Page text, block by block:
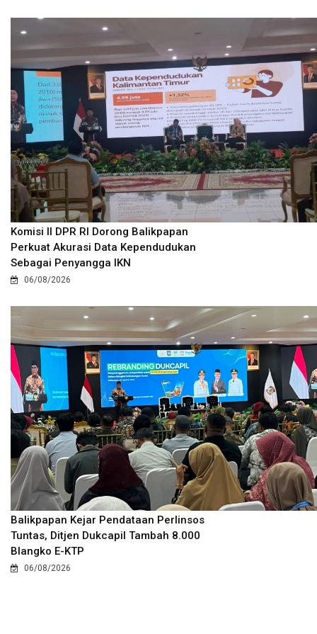
Komisi II DPR RI Dorong Balikpapan
Perkuat Akurasi Data Kependudukan
Sebagai Penyangga IKN
06/08/2026
Balikpapan Kejar Pendataan Perlinsos
Tuntas, Ditjen Dukcapil Tambah 8.000
Blangko E-KTP
06/08/2026